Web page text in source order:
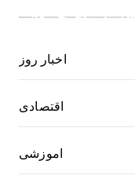
دسته بندی خبرها:
اخبار روز
اقتصادی
اموزشی